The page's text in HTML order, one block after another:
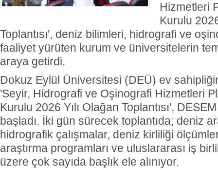
Hizmetleri
Kurulu
Toplantısı', deniz bilimleri, hidrografi ve
faaliyet yürüten kurum ve üniversitelerin
araya getirdi.
Dokuz Eylül Üniversitesi (DEÜ) ev
'Seyir, Hidrografi ve Oşinografi Hizmetleri
Kurulu 2026 Yılı Olağan Toplantısı',
başladı. İki gün sürecek toplantıda; deniz
hidrografik çalışmalar, deniz kirliliği
araştırma programları ve uluslararası iş
üzere çok sayıda başlık ele alınıyor.